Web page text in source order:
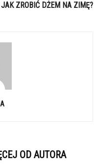
JAK ZROBIĆ DŻEM NA ZIMĘ?
OD AUTORA